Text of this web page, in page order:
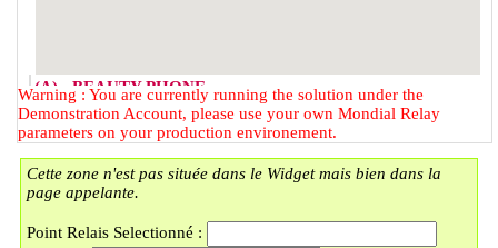
(A) - BEAUTY PHONE
2 RUE DU FAUBOURG DES
POSTES
59000 - LILLE
(B) - LOCKER BMOBILE
57 RUE DU FAUBOURG DES
59000 - LILLE
Warning : You are currently running the solution under the
Demonstration Account, please use your own Mondial Relay
parameters on your production environement.
Cette zone n'est pas située dans le Widget mais bien dans la
page appelante.
Point Relais Selectionné :